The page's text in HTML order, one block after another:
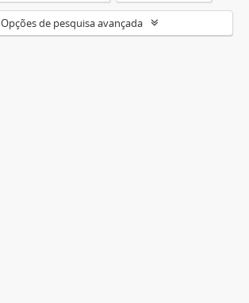
Opções de pesquisa avançada